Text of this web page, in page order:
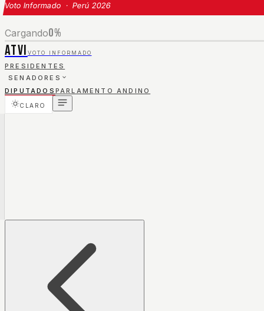
Voto Informado · Perú 2026
Cargando0%
ATVI VOTO INFORMADO
PRESIDENTES
SENADORES
DIPUTADOS PARLAMENTO ANDINO
CLARO